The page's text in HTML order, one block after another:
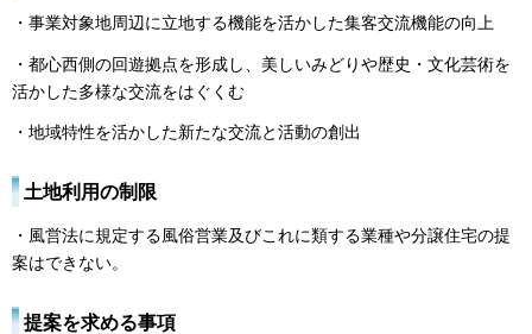
・事業対象地周辺に立地する機能を活かした集客交流機能の向上
・都心西側の回遊拠点を形成し、美しいみどりや歴史・文化芸術を
活かした多様な交流をはぐくむ
・地域特性を活かした新たな交流と活動の創出
土地利用の制限
・風営法に規定する風俗営業及びこれに類する業種や分譲住宅の提
案はできない。
提案を求める事項